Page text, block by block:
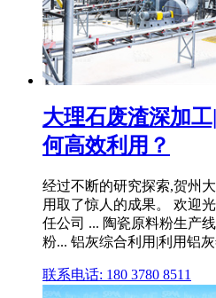
大理石废渣深加
何高效利用？
经过不断的研究探索,贺州
用取了惊人的成果。 欢迎
任公司 ... 陶瓷原料粉生产
粉... 铝灰综合利用|利用铝
联系电话: 180 3780 8511